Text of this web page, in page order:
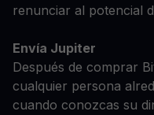
renunciar al potencial
Envía Jupiter
Después de comprar
cualquier persona
cuando conozcas su